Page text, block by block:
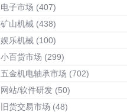
电子市场 (407)
矿山机械 (438)
娱乐机械 (100)
小百货市场 (299)
五金机电轴承市场 (702)
网站/软件研发 (50)
旧货交易市场 (48)